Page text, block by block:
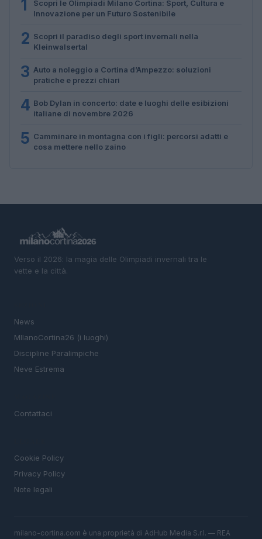
1
Scopri le Olimpiadi Milano Cortina: Sport, Cultura e
Innovazione per un Futuro Sostenibile
2 Scopri il paradiso degli sport invernali nella
Kleinwalsertal
3 Auto a noleggio a Cortina d’Ampezzo: soluzioni
pratiche e prezzi chiari
4 Bob Dylan in concerto: date e luoghi delle esibizioni
italiane di novembre 2026
5 Camminare in montagna con i figli: percorsi adatti e
cosa mettere nello zaino
Verso il 2026: la magia delle Olimpiadi invernali tra le
vette e la città.
News
MIlanoCortina26 (i luoghi)
Discipline Paralimpiche
Neve Estrema
Contattaci
Cookie Policy
Privacy Policy
Note legali
milano-cortina.com è una proprietà di AdHub Media S.r.l. — REA